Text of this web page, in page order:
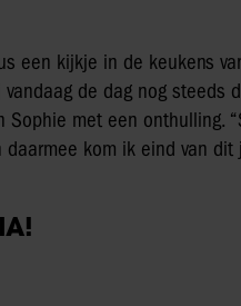
een kijkje in de keukens
de dag nog steeds
met een onthulling.
kom ik eind van